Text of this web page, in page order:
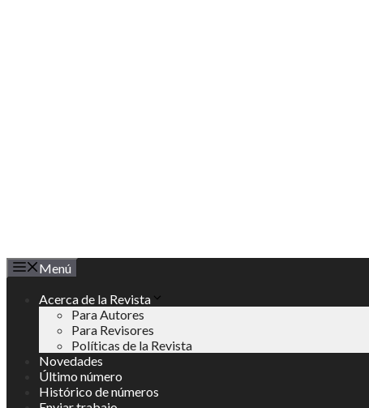
Menú
Acerca de la Revista
Para Autores
Para Revisores
Políticas de la Revista
Novedades
Último número
Histórico de números